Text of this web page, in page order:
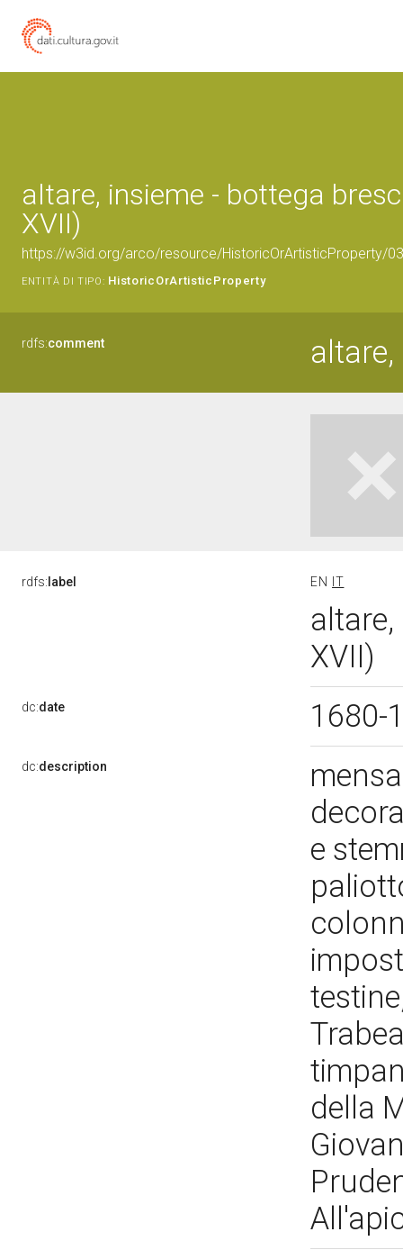
altare, insieme - bottega
XVII)
https://w3id.org/arco/resource/HistoricOrArtisticProperty/
ENTITÀ DI TIPO: HistoricOrArtisticProperty
rdfs:comment altare,
rdfs: label EN IT
XVII)
dc:date 1680-
dc:description
e
della